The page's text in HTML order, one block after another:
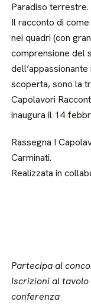
Paradiso terrestre.
Il racconto di
nei quadri (con
comprensione del
scoperta, sono la
Capolavori
inaugura il 14
Rassegna I
Carminati.
Realizzata in
Partecipa al
Iscrizioni al tavolo
conferenza